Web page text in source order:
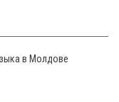
в Молдове